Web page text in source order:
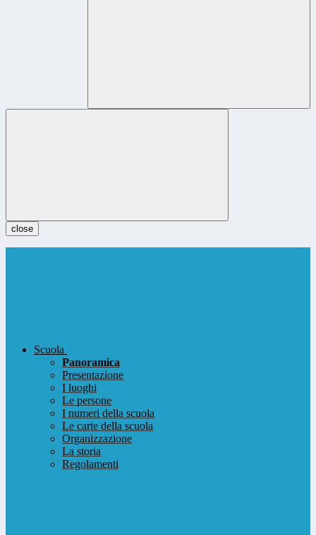
close
Scuola
Panoramica
Presentazione
I luoghi
Le persone
I numeri della scuola
Le carte della scuola
Organizzazione
La storia
Regolamenti